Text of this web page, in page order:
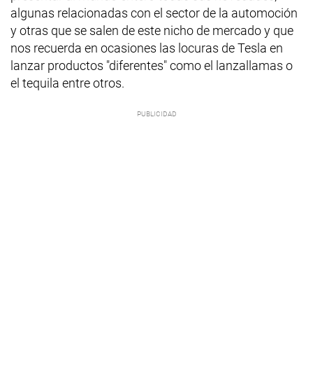
algunas relacionadas con el sector de la automoción
y otras que se salen de este nicho de mercado y que
nos recuerda en ocasiones las locuras de Tesla en
lanzar productos "diferentes" como el lanzallamas o
el tequila entre otros.